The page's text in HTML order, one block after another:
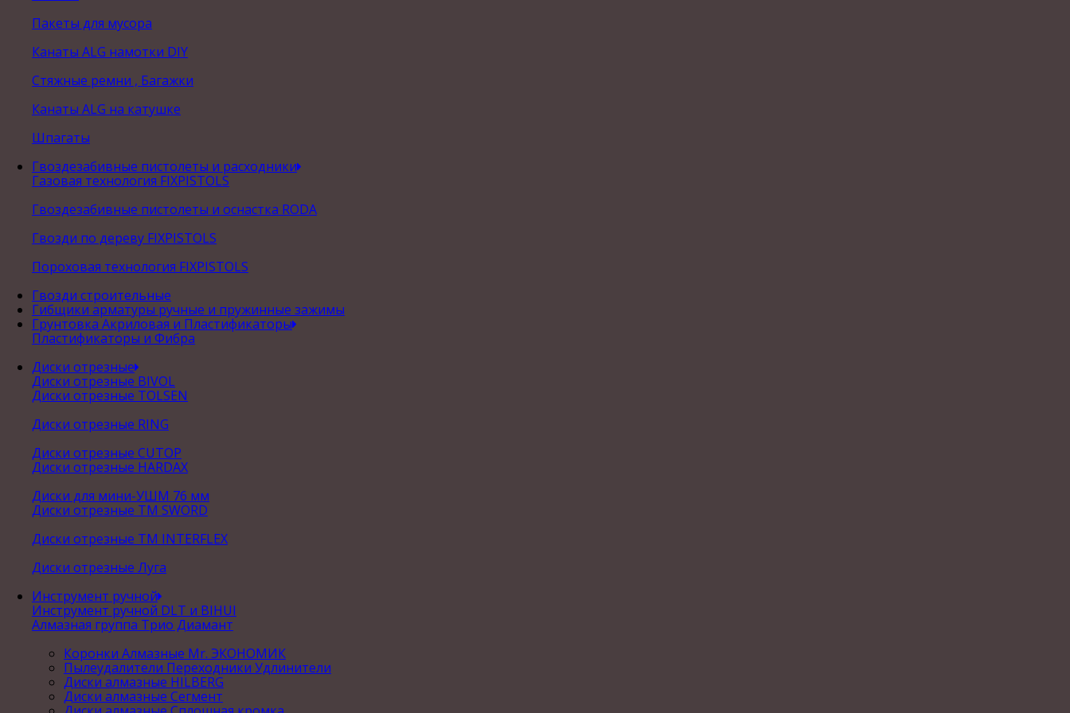
Пакеты для мусора
Канаты ALG намотки DIY
Стяжные ремни , Багажки
Канаты ALG на катушке
Шпагаты
Гвоздезабивные пистолеты и расходники
Газовая технология FIXPISTOLS
Гвоздезабивные пистолеты и оснастка RODA
Гвозди по дереву FIXPISTOLS
Пороховая технология FIXPISTOLS
Гвозди строительные
Гибщики арматуры ручные и пружинные зажимы
Грунтовка Акриловая и Пластификаторы
Пластификаторы и Фибра
Диски отрезные
Диски отрезные BIVOL
Диски отрезные TOLSEN
Диски отрезные RING
Диски отрезные CUTOP
Диски отрезные HARDAX
Диски для мини-УШМ 76 мм
Диски отрезные ТМ SWORD
Диски отрезные ТМ INTERFLEX
Диски отрезные Луга
Инструмент ручной
Инструмент ручной DLT и BIHUI
Алмазная группа Трио Диамант
Коронки Алмазные Mr. ЭКОНОМИК
Пылеудалители Переходники Удлинители
Диски алмазные HILBERG
Диски алмазные Сегмент